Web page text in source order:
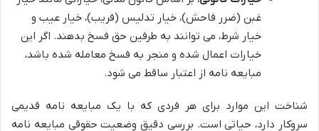
غبن (ضرر فاحش)، خیار تدلیس (فریب)، خیار عیب و
خیار شرط، می توانند به طرفین حق فسخ بدهند. اگر این
خیارات اعمال شده و منجر به فسخ معامله شده باشد،
مبایعه نامه از اعتبار ساقط می شود.
شناخت این موارد برای هر فردی که با یک مبایعه نامه قدیمی
سروکار دارد، حیاتی است. بررسی دقیق وضعیت حقوقی مبایعه نامه